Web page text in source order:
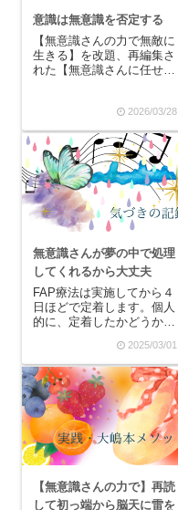
意識は無意識を否定する
【無意識さんの力で無敵に
生きる】を改題、再編集さ
れた【無意識さんに任せれ
な青山ライフ出版の分厚い
方が好きなのですが、PHP
文庫の方は無意識さんにつ
いてさらに分かりやすく解
説されていてさらっと読...
2026/03/28
無意識さんが夢の中で処理
してくれるから大丈夫
FAP療法は実施してから４
日ほどで定着します。個人
的に、定着したかどうかを
判断しています。FAPを行
った後はトラウマ記憶を統
合するために、眠るのが大
切です。私はFAP後は耐え
がたい眠気に襲われます
が、人によってはFA...
2025/03/01
【無意識さんの力で】再読
して初っ端から脳天に雷を